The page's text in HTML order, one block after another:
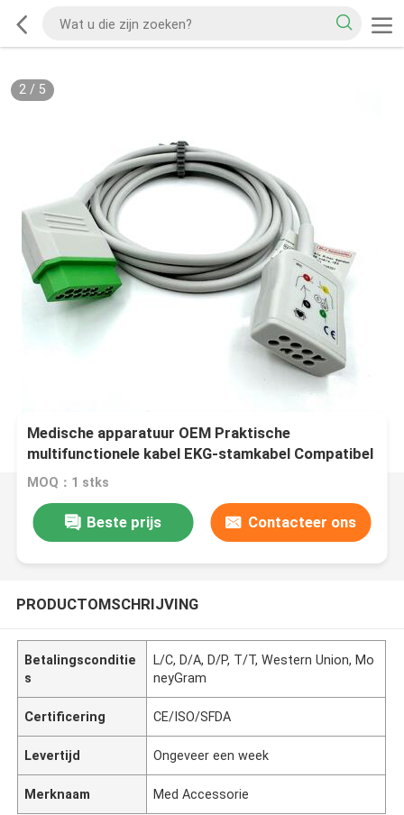
2/ 5
Medische apparatuur OEM Praktische
multifunctionele kabel EKG-stamkabel Compatibel
Nihon Kohden
MOQ：1 stks
Beste prijs Contacteer ons
PRODUCTOMSCHRIJVING
Betalingsconditie
s
L/C, D/A, D/P, T/T, Western Union, Mo
neyGram
Certificering CE/ISO/SFDA
Levertijd Ongeveer een week
Merknaam Med Accessorie